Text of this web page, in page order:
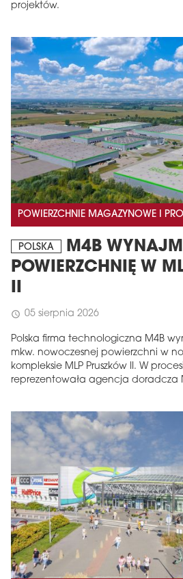
projektów.
POWIERZCHNIE MAGAZYNOWE I
POLSKA
M4B
POWIERZCHNIĘ W
II
schedule 05 sierpnia 2026
Polska firma technologiczna M4B
mkw. nowoczesnej powierzchni w
kompleksie MLP Pruszków II. W
reprezentowała agencja doradcza